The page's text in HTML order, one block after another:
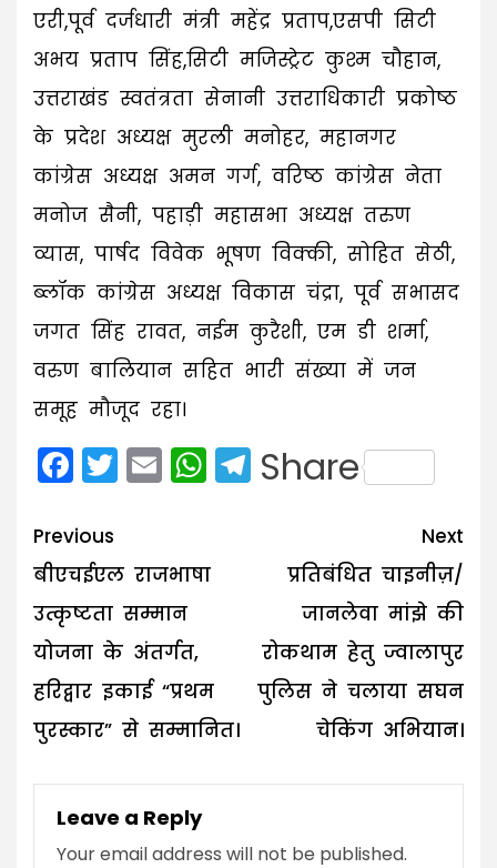
एरी,पूर्व दर्जधारी मंत्री महेंद्र प्रताप,एसपी सिटी
अभय प्रताप सिंह,सिटी मजिस्ट्रेट कुश्म चौहान,
उत्तराखंड स्वतंत्रता सेनानी उत्तराधिकारी प्रकोष्ठ
के प्रदेश अध्यक्ष मुरली मनोहर, महानगर
कांग्रेस अध्यक्ष अमन गर्ग, वरिष्ठ कांग्रेस नेता
मनोज सैनी, पहाड़ी महासभा अध्यक्ष तरुण
व्यास, पार्षद विवेक भूषण विक्की, सोहित सेठी,
ब्लॉक कांग्रेस अध्यक्ष विकास चंद्रा, पूर्व सभासद
जगत सिंह रावत, नईम कुरैशी, एम डी शर्मा,
वरुण बालियान सहित भारी संख्या में जन
समूह मौजूद रहा।
Facebook
Twitter
EmailWhatsApp
Telegram
Share
Post
navigation
Previous
बीएचईएल राजभाषा
उत्कृष्टता सम्मान
योजना के अंतर्गत,
हरिद्वार इकाई “प्रथम
पुरस्कार” से सम्मानित।
Next
प्रतिबंधित चाइनीज़/
जानलेवा मांझे की
रोकथाम हेतु ज्वालापुर
पुलिस ने चलाया सघन
चेकिंग अभियान।
Leave a Reply
Your email address will not be published.